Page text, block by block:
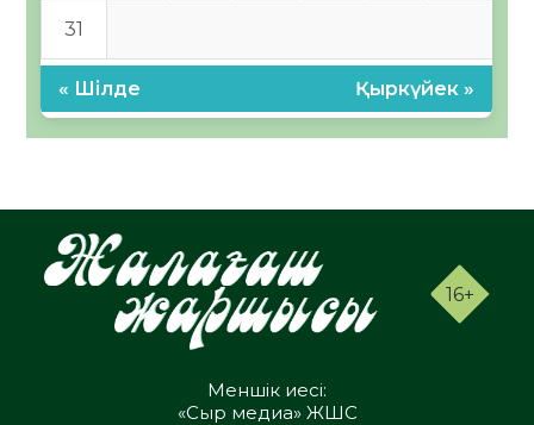
31
« Шілде Қыркүйек »
16+
Меншік иесі:
«Сыр медиа» ЖШС